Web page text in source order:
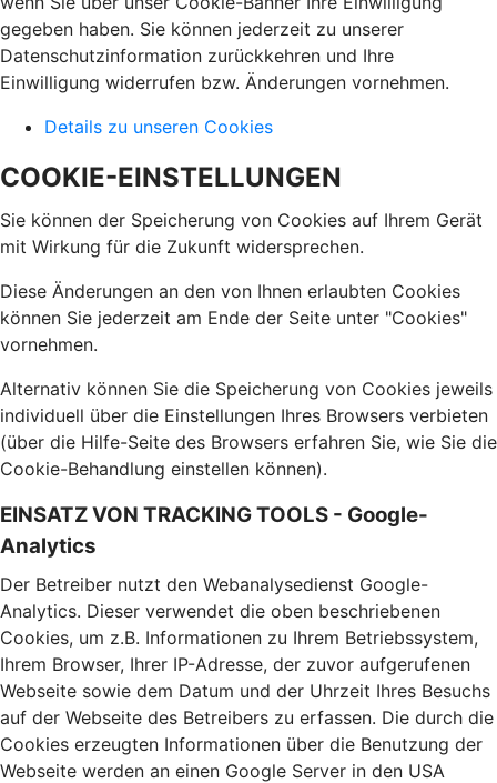
gegeben haben. Sie können jederzeit zu unserer
Datenschutzinformation zurückkehren und Ihre
Einwilligung widerrufen bzw. Änderungen vornehmen.
Details zu unseren Cookies
COOKIE-EINSTELLUNGEN
Sie können der Speicherung von Cookies auf Ihrem Gerät
mit Wirkung für die Zukunft widersprechen.
Diese Änderungen an den von Ihnen erlaubten Cookies
können Sie jederzeit am Ende der Seite unter "Cookies"
vornehmen.
Alternativ können Sie die Speicherung von Cookies jeweils
individuell über die Einstellungen Ihres Browsers verbieten
(über die Hilfe-Seite des Browsers erfahren Sie, wie Sie die
Cookie-Behandlung einstellen können).
EINSATZ VON TRACKING TOOLS - Google-
Analytics
Der Betreiber nutzt den Webanalysedienst Google-
Analytics. Dieser verwendet die oben beschriebenen
Cookies, um z.B. Informationen zu Ihrem Betriebssystem,
Ihrem Browser, Ihrer IP-Adresse, der zuvor aufgerufenen
Webseite sowie dem Datum und der Uhrzeit Ihres Besuchs
auf der Webseite des Betreibers zu erfassen. Die durch die
Cookies erzeugten Informationen über die Benutzung der
Webseite werden an einen Google Server in den USA